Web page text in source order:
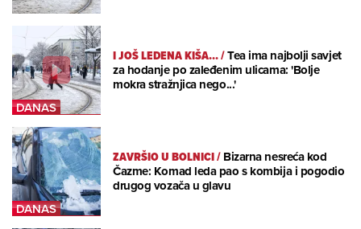
I JOŠ LEDENA KIŠA.../Tea ima najbolji savjet
za hodanje po zaleđenim ulicama: 'Bolje
mokra stražnjica nego...'
ZAVRŠIO U BOLNICI/Bizarna nesreća kod
Čazme: Komad leda pao s kombija i pogodio
drugog vozača u glavu